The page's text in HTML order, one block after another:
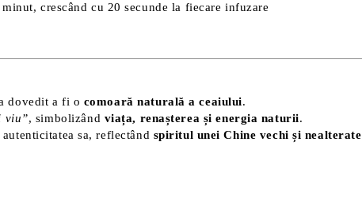
crescând cu 20 secunde la fiecare infuzare
dovedit a fi o comoară naturală a ceaiului.
viu”, simbolizând viața, renașterea și energia naturii.
sa, reflectând spiritul unei Chine vechi și nealterate